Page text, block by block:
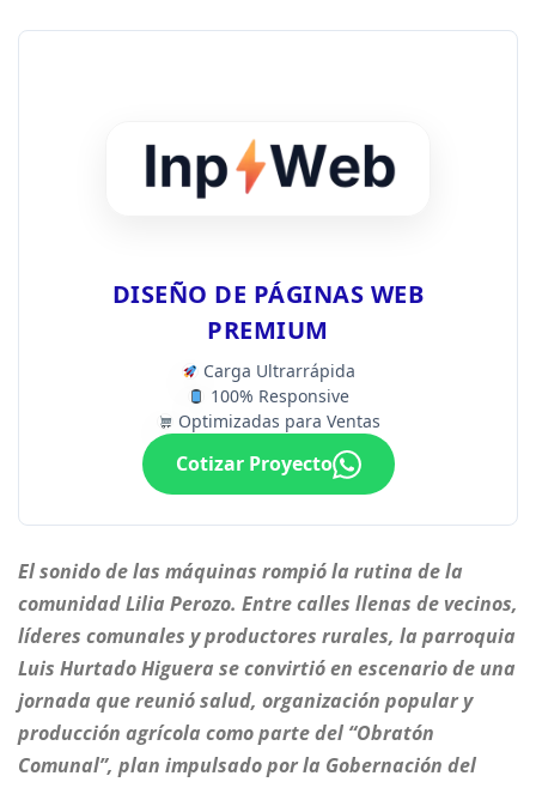
DISEÑO DE PÁGINAS WEB
PREMIUM
Carga Ultrarrápida
100% Responsive
Optimizadas para Ventas
Cotizar Proyecto
El sonido de las máquinas rompió la rutina de la
comunidad Lilia Perozo. Entre calles llenas de vecinos,
líderes comunales y productores rurales, la parroquia
Luis Hurtado Higuera se convirtió en escenario de una
jornada que reunió salud, organización popular y
producción agrícola como parte del “Obratón
Comunal”, plan impulsado por la Gobernación del